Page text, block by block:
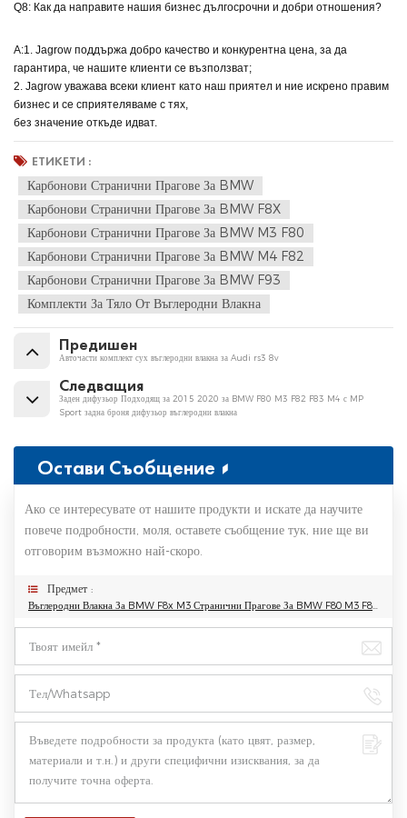
Q8: Как да направите нашия бизнес дългосрочни и добри отношения?
A:1. Jagrow поддържа добро качество и конкурентна цена, за да
гарантира, че нашите клиенти се възползват;
2. Jagrow уважава всеки клиент като наш приятел и ние искрено правим
бизнес и се сприятеляваме с тях,
без значение откъде идват.
ЕТИКЕТИ :
Карбонови Странични Прагове За BMW
Карбонови Странични Прагове За BMW F8X
Карбонови Странични Прагове За BMW M3 F80
Карбонови Странични Прагове За BMW M4 F82
Карбонови Странични Прагове За BMW F93
Комплекти За Тяло От Въглеродни Влакна
Предишен
Авточасти комплект сух въглеродни влакна за Audi rs3 8v
Следващия
Заден дифузьор Подходящ за 2015 2020 за BMW F80 M3 F82 F83 M4 с MP
Sport задна броня дифузьор въглеродни влакна
Остави Съобщение
Ако се интересувате от нашите продукти и искате да научите
повече подробности, моля, оставете съобщение тук, ние ще ви
отговорим възможно най-скоро.
Предмет :
Въглеродни Влакна За BMW F8x M3 Странични Прагове За BMW F80 M3 F82 F83 M4 14-19